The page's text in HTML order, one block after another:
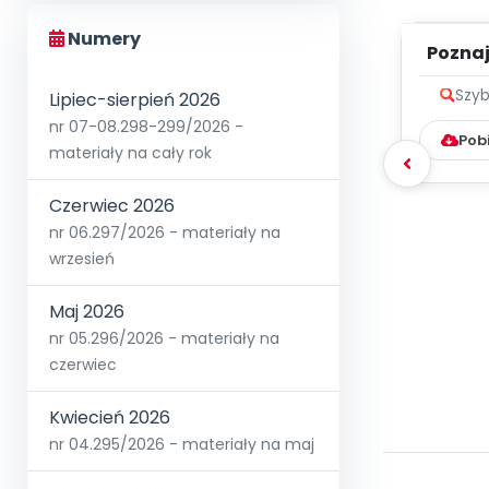
Numery
Lipiec-sierpień 2026
nr 07-08.298-299/2026 -
materiały na cały rok
Czerwiec 2026
nr 06.297/2026 - materiały na
wrzesień
Maj 2026
nr 05.296/2026 - materiały na
czerwiec
Kwiecień 2026
nr 04.295/2026 - materiały na maj